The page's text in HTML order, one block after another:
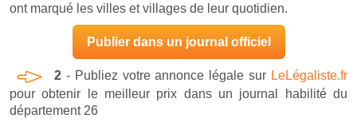
ont marqué les villes et villages de leur quotidien.
Publier dans un journal officiel
2- Publiez votre annonce légale sur LeLégaliste.fr
pour obtenir le meilleur prix dans un journal habilité du
département 26